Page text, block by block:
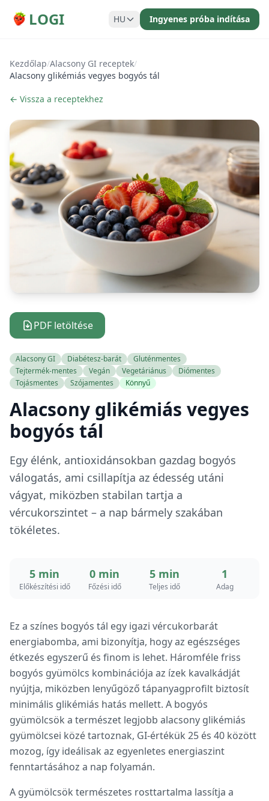
LOGI HU Ingyenes próba indítása
Kezdőlap/Alacsony GI receptek/
Alacsony glikémiás vegyes bogyós tál
← Vissza a receptekhez
PDF letöltése
Alacsony GI Diabétesz-barát
Gluténmentes
Tejtermék-mentes
Vegán Vegetáriánus
Diómentes
Tojásmentes
Szójamentes Könnyű
Alacsony glikémiás vegyes
bogyós tál
Egy élénk, antioxidánsokban gazdag bogyós
válogatás, ami csillapítja az édesség utáni
vágyat, miközben stabilan tartja a
vércukorszintet – a nap bármely szakában
tökéletes.
5 min
Előkészítési idő
0 min
Főzési idő
5 min
Teljes idő
1
Adag
Ez a színes bogyós tál egy igazi vércukorbarát
energiabomba, ami bizonyítja, hogy az egészséges
étkezés egyszerű és finom is lehet. Háromféle friss
bogyós gyümölcs kombinációja az ízek kavalkádját
nyújtja, miközben lenyűgöző tápanyagprofilt biztosít
minimális glikémiás hatás mellett. A bogyós
gyümölcsök a természet legjobb alacsony glikémiás
gyümölcsei közé tartoznak, GI-értékük 25 és 40 között
mozog, így ideálisak az egyenletes energiaszint
fenntartásához a nap folyamán.
A gyümölcsök természetes rosttartalma lassítja a